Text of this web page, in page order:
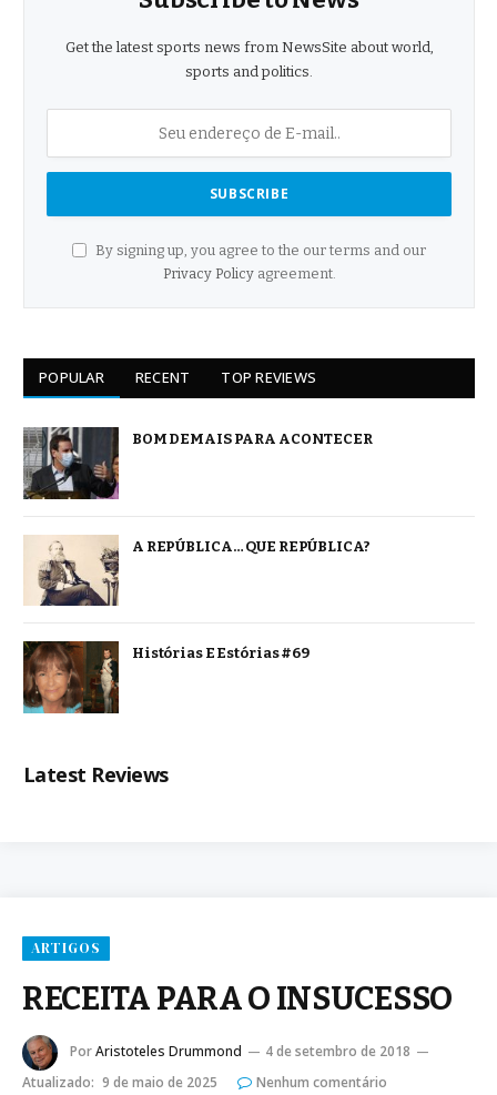
Get the latest sports news from NewsSite about world,
sports and politics.
By signing up, you agree to the our terms and our
Privacy Policyagreement.
POPULAR RECENT TOP REVIEWS
BOM DEMAIS PARA ACONTECER
A REPÚBLICA… QUE REPÚBLICA?
Histórias E Estórias #69
Latest Reviews
ARTIGOS
RECEITA PARA O INSUCESSO
PorAristoteles Drummond
4 de setembro de 2018
Atualizado: 9 de maio de 2025
Nenhum comentário